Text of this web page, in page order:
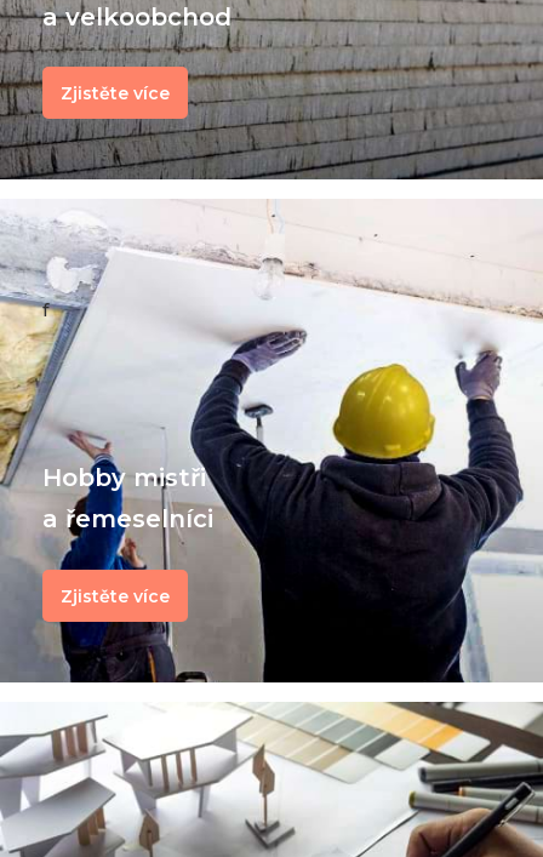
a velkoobchod
Zjistěte více
f
Hobby mistři
a řemeselníci
Zjistěte více